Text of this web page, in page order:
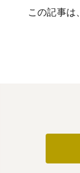
この記事は